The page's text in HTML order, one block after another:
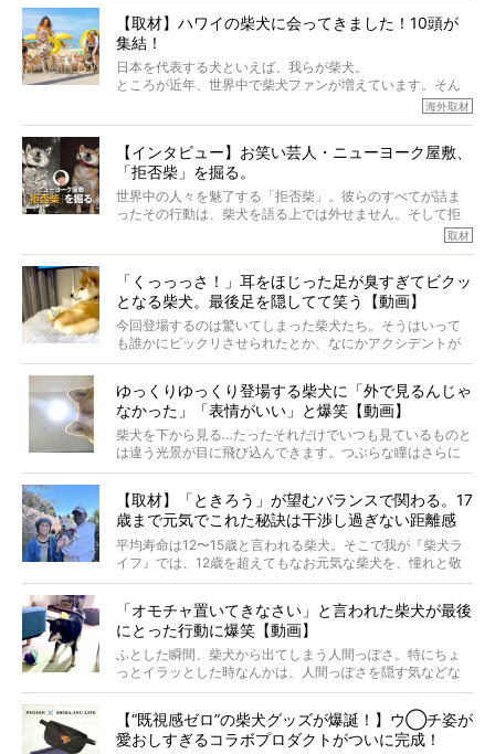
でも、いざそれぞれの個体を見ていくと、丈夫で病気にも
なりにくい、とは言えないような気もするのです。
実際に「病気にならない」などということはないし、飼い
主はそのためにやるべきことがある。
今回は、柴犬に関わる方たちすべてに読んで欲しい、ある
ご本人からのレポートは、愛情たっぷりで示唆に富んだ物
語でした。
※文章はご本人の了承を得て編集しています
※画像はすべてイメージです
※この記事は個人の感想であり、効果・効能を示すものではありません
【取材】ハワイの柴犬に会ってきました！10頭が
集結！
日本を代表する犬といえば、我らが柴犬。
ところが近年、世界中で柴犬ファンが増えています。そん
な中「柴犬ライフ」が目をつけたのは、南の楽園ハワイ。
柴犬オーナーが多く、定期的にオフ会まで開催されている
そんな噂を聞きつけ、今回はハワイの柴犬たちを取材して
きました！
海外取材
【インタビュー】お笑い芸人・ニューヨーク屋敷、
「拒否柴」を掘る。
世界中の人々を魅了する「拒否柴」。彼らのすべてが詰ま
ったその行動は、柴犬を語る上では外せません。そして拒
否柴がここまで話題になるのは、“映える”ことも理由のひと
がるのでしょうか。
最近版画製作を始めた、お笑いコンビ「ニューヨーク」の
屋敷裕政さんに、拒否柴を掘っていただきました！ イン
タビューと合わせてご覧ください。
取材
「くっっっさ！」耳をほじった足が臭すぎてビクッ
となる柴犬。最後足を隠してて笑う【動画】
今回登場するのは驚いてしまった柴犬たち。そうはいって
も誰かにビックリさせられたとか、なにかアクシデントが
起きたとか、そういうことが原因ではありません。全ての
ゆっくりゆっくり登場する柴犬に「外で見るんじゃ
なかった」「表情がいい」と爆笑【動画】
柴犬を下から見る…たったそれだけでいつも見ているものと
は違う光景が目に飛び込んできます。つぶらな瞳はさらに
つぶらに見え、モフモフのお顔はさらにモフモフに見えま
【取材】「ときろう」が望むバランスで関わる。17
歳まで元気でこれた秘訣は干渉し過ぎない距離感
#38ときろう
平均寿命は12〜15歳と言われる柴犬。そこで我が『柴犬ラ
イフ』では、12歳を超えてもなお元気な柴犬を、憧れと敬
意を込めて“レジェンド柴”と呼んでいます。 この特集で
ォーカスし、その元気の秘訣や、老犬と暮らすうえで大切
だと思うことを、オーナーさんに語っていただきます。今
回登場してくれたのは、17歳のときろうくん。小さい頃か
ら食が細かったため、何でも食べさせてきたということで
「オモチャ置いてきなさい」と言われた柴犬が最後
にとった行動に爆笑【動画】
ふとした瞬間、柴犬から出てしまう人間っぽさ。特にちょ
っとイラッとした時なんかは、人間っぽさを隠す気などな
いように見えます。もしかして本当の本当は、中身は人間
【“既視感ゼロ”の柴犬グッズが爆誕！】ウ◯チ姿が
愛おしすぎるコラボプロダクトがついに完成！